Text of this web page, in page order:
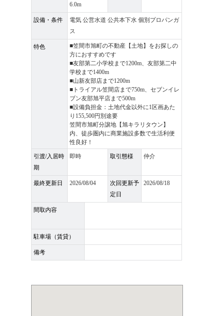
6.0m
設備・条件
電気 公営水道 公共本下水 個別プロパンガ
ス
特色
■笠間市旭町の不動産【土地】をお探しの
方におすすめです
■友部第二小学校まで1200m、友部第二中
学校まで1400m
■山新友部店まで1200m
■トライアル笠間店まで750m、セブンイレ
ブン友部旭平店まで500m
■設備負担金：土地代金以外に1区画あた
り155,500円別途要
笠間市旭町分譲地【旭キラリタウン】
内、徒歩圏内に商業施設多数で生活利便
性良好！
引渡/入居時
期
即時 取引態様 仲介
最終更新日 2026/08/04
次回更新予
定日
2026/08/18
間取内容
駐車場（賃貸）
備考